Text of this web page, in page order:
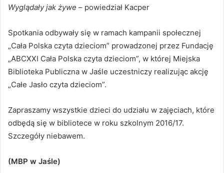
Wyglądały jak żywe – powiedział Kacper
Spotkania odbywały się w ramach kampanii społecznej
„Cała Polska czyta dzieciom” prowadzonej przez Fundację
„ABCXXI Cała Polska czyta dzieciom”, w której Miejska
Biblioteka Publiczna w Jaśle uczestniczy realizując akcję
„Całe Jasło czyta dzieciom”.
Zapraszamy wszystkie dzieci do udziału w zajęciach, które
odbędą się w bibliotece w roku szkolnym 2016/17.
Szczegóły niebawem.
(MBP w Jaśle)